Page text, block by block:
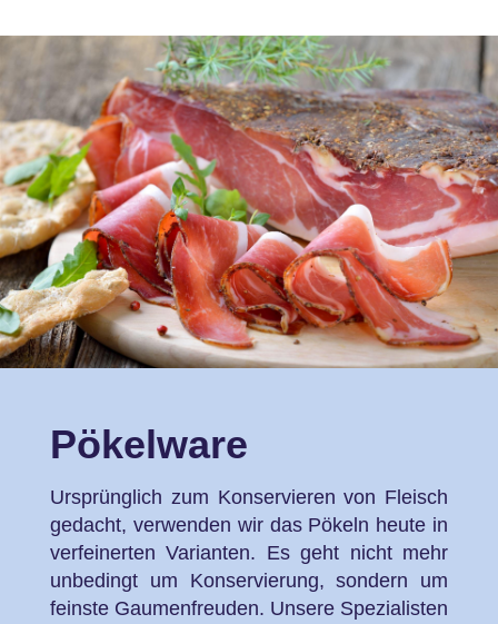
Pökelware
Ursprünglich zum Konservieren von Fleisch
gedacht, verwenden wir das Pökeln heute in
verfeinerten Varianten. Es geht nicht mehr
unbedingt um Konservierung, sondern um
feinste Gaumenfreuden. Unsere Spezialisten